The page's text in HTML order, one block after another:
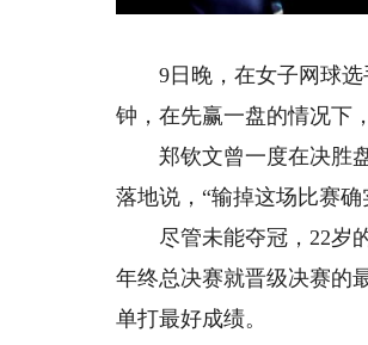
11月
9日晚，在女子网球选
钟，在先赢一盘的情况下
郑钦文曾一度在决胜盘
落地说，“输掉这场比赛
尽管未能夺冠，22岁的
年终总决赛就晋级决赛的
单打最好成绩。